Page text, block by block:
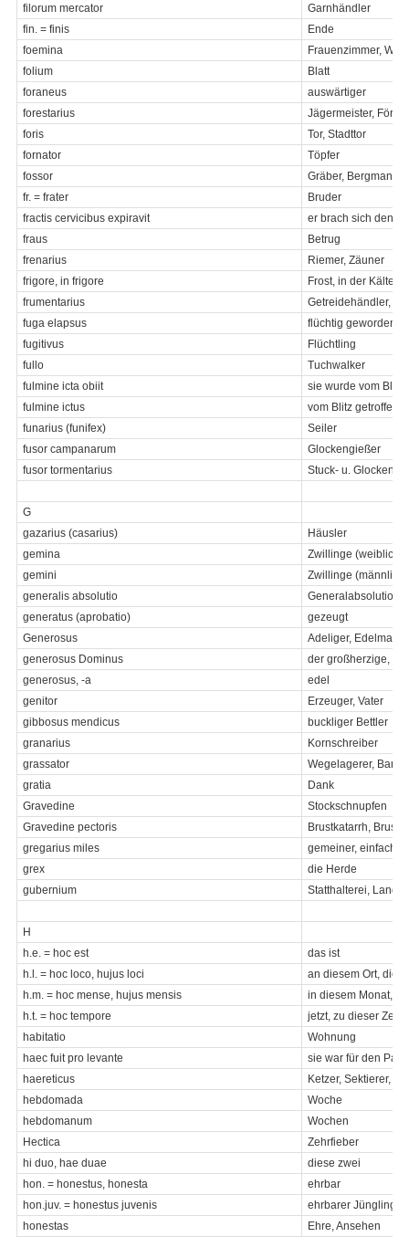
filorum mercator
Garnhändler
fin. = finis
Ende
foemina
Frauenzimmer, Weib
folium
Blatt
foraneus
auswärtiger
forestarius
Jägermeister,
foris
Tor, Stadttor
fornator
Töpfer
fossor
Gräber, Bergmann,
fr. = frater
Bruder
fractis cervicibus expiravit
er brach sich den
fraus
Betrug
frenarius
Riemer, Zäuner
frigore, in frigore
Frost, in der Kälte,
frumentarius
Getreidehändler,
fuga elapsus
flüchtig geworden
fugitivus
Flüchtling
fullo
Tuchwalker
fulmine icta obiit
sie wurde vom Blitz
fulmine ictus
vom Blitz getroffen,
funarius (funifex)
Seiler
fusor campanarum
Glockengießer
fusor tormentarius
Stuck- u.
G
gazarius (casarius)
Häusler
gemina
Zwillinge (weiblich)
gemini
Zwillinge (männlich)
generalis absolutio
Generalabsolution
generatus (aprobatio)
gezeugt
Generosus
Adeliger,
generosus Dominus
der großherzige,
generosus, -a
edel
genitor
Erzeuger, Vater
gibbosus mendicus
buckliger Bettler
granarius
Kornschreiber
grassator
Wegelagerer, Bandit
gratia
Dank
Gravedine
Stockschnupfen
Gravedine pectoris
Brustkatarrh,
gregarius miles
gemeiner, einfacher
grex
die Herde
gubernium
Statthalterei,
H
h.e. = hoc est
das ist
h.l. = hoc loco, hujus loci
an diesem Ort,
h.m. = hoc mense, hujus mensis
in diesem Monat,
h.t. = hoc tempore
jetzt, zu dieser Zeit
habitatio
Wohnung
haec fuit pro levante
sie war für den
haereticus
Ketzer, Sektierer,
hebdomada
Woche
hebdomanum
Wochen
Hectica
Zehrfieber
hi duo, hae duae
diese zwei
hon. = honestus, honesta
ehrbar
hon.juv. = honestus juvenis
ehrbarer Jüngling
honestas
Ehre, Ansehen